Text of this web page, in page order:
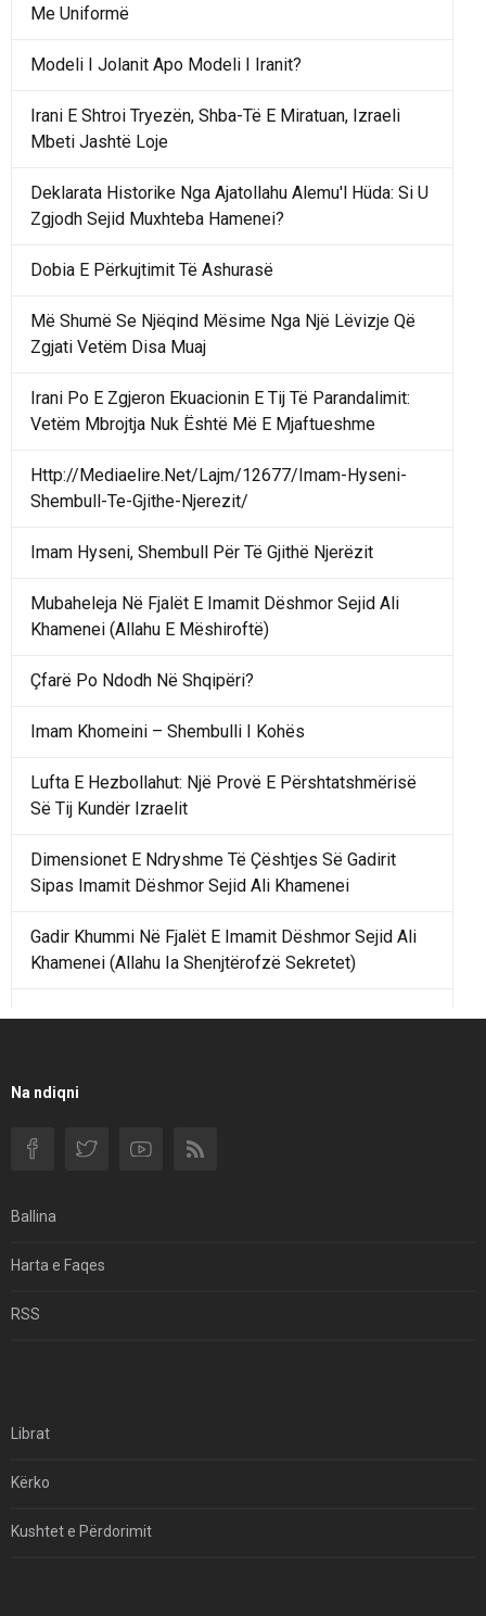
Me Uniformë
Modeli I Jolanit Apo Modeli I Iranit?
Irani E Shtroi Tryezën, Shba-Të E Miratuan, Izraeli
Mbeti Jashtë Loje
Deklarata Historike Nga Ajatollahu Alemu'l Hüda: Si U
Zgjodh Sejid Muxhteba Hamenei?
Dobia E Përkujtimit Të Ashurasë
Më Shumë Se Njëqind Mësime Nga Një Lëvizje Që
Zgjati Vetëm Disa Muaj
Irani Po E Zgjeron Ekuacionin E Tij Të Parandalimit:
Vetëm Mbrojtja Nuk Është Më E Mjaftueshme
Http://Mediaelire.Net/Lajm/12677/Imam-Hyseni-
Shembull-Te-Gjithe-Njerezit/
Imam Hyseni, Shembull Për Të Gjithë Njerëzit
Mubaheleja Në Fjalët E Imamit Dëshmor Sejid Ali
Khamenei (Allahu E Mëshiroftë)
Çfarë Po Ndodh Në Shqipëri?
Imam Khomeini – Shembulli I Kohës
Lufta E Hezbollahut: Një Provë E Përshtatshmërisë
Së Tij Kundër Izraelit
Dimensionet E Ndryshme Të Çështjes Së Gadirit
Sipas Imamit Dëshmor Sejid Ali Khamenei
Gadir Khummi Në Fjalët E Imamit Dëshmor Sejid Ali
Khamenei (Allahu Ia Shenjtërofzë Sekretet)
Një Rend Rajonal I Udhëhequr Nga Irani Kundrejt Një
Filmi I Shkurtër Iranian “Pasta Alfredo” Ka Udhëtuar
Na ndiqni
Ballina
Harta e Faqes
RSS
Librat
Kërko
Kushtet e Përdorimit